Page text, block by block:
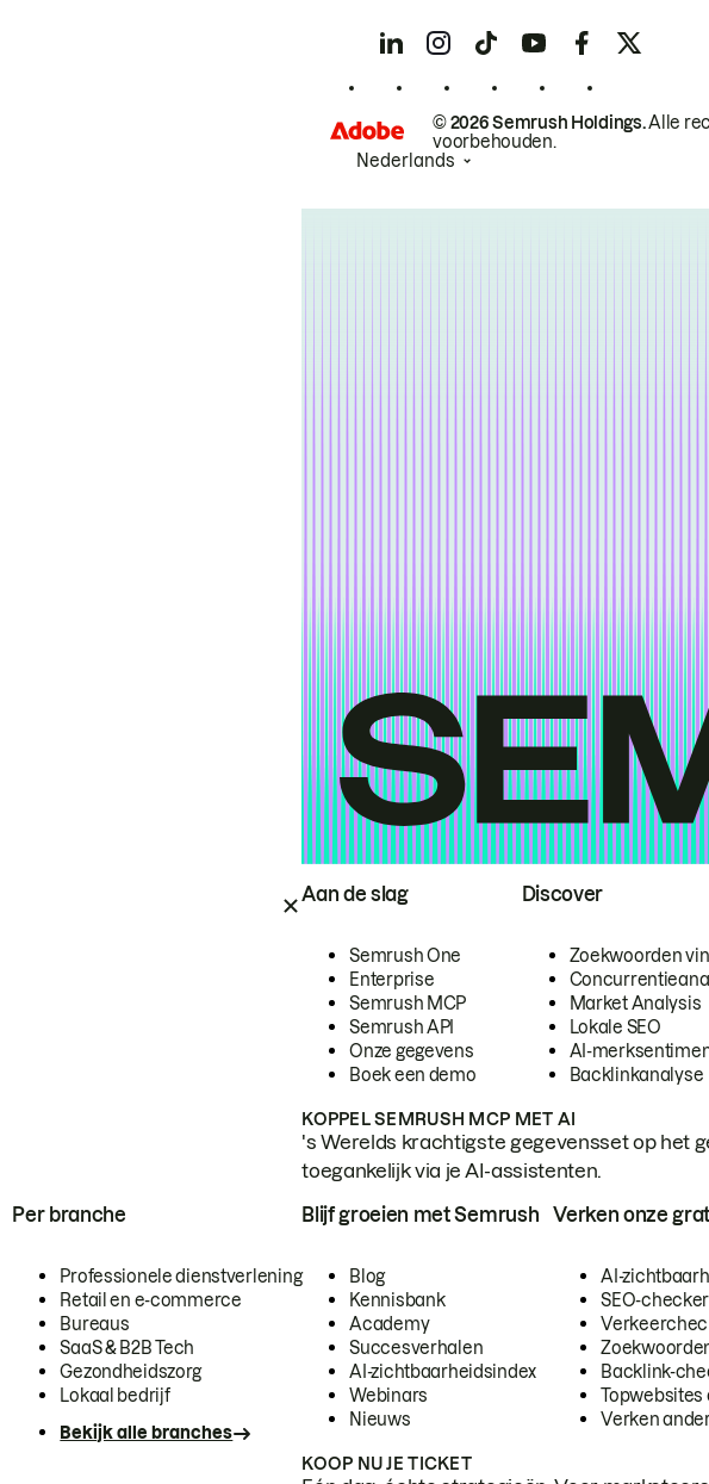
Aan de slag
Semrush One
Enterprise
Semrush MCP
Semrush API
Onze gegevens
Boek een demo
Discover
Zoekwoorden
Market Analysis
Lokale SEO
AI-
Backlinkanalyse
KOPPEL SEMRUSH MCP MET AI
's Werelds krachtigste gegevensset op het
toegankelijk via je AI-assistenten.
Per branche
Professionele dienstverlening
Retail en e-commerce
Bureaus
SaaS & B2B Tech
Gezondheidszorg
Lokaal bedrijf
Bekijk alle branches
Blijf groeien met Semrush
Blog
Kennisbank
Academy
Succesverhalen
AI-zichtbaarheidsindex
Webinars
Nieuws
Verken onze
AI-
SEO-checker
Backlink-
Topwebsites
Verken
KOOP NU JE TICKET
© 2026 Semrush Holdings.Alle
voorbehouden.
Nederlands